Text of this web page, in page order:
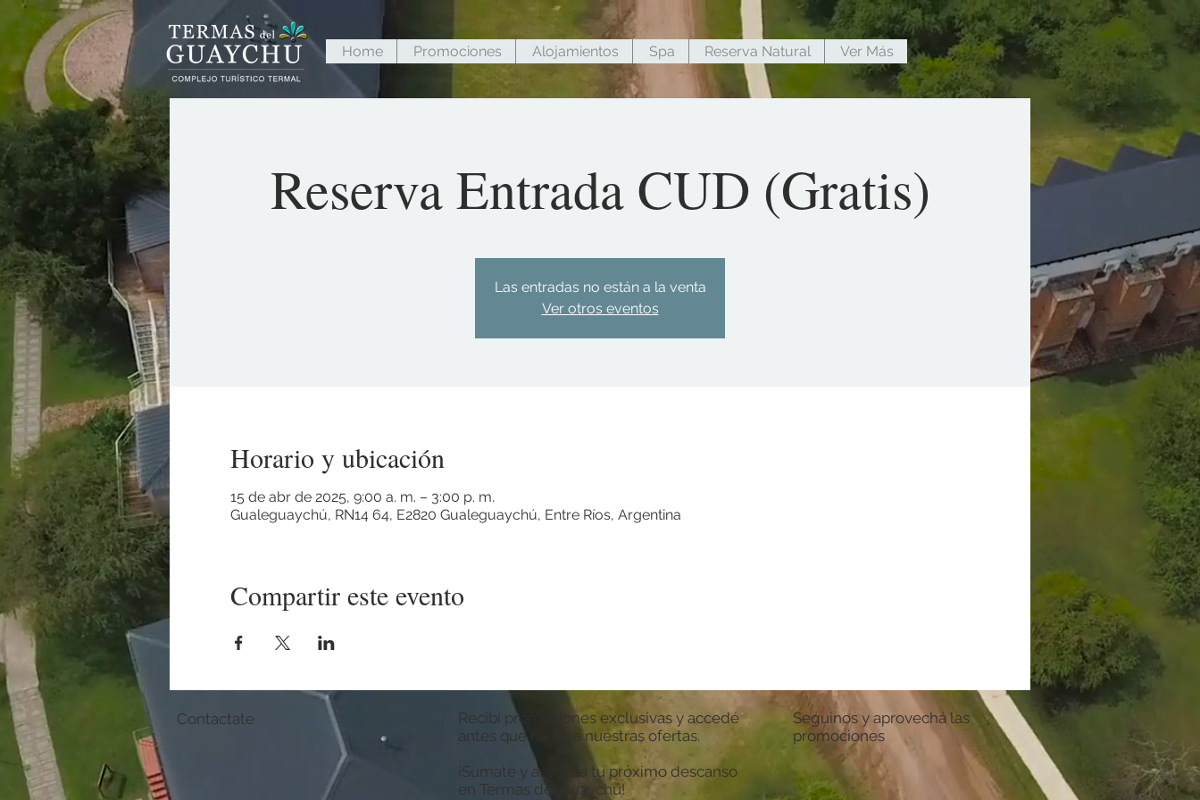
Home Promociones Alojamientos Spa Reserva Natural Ver Más
Reserva Entrada CUD (Gratis)
Las entradas no están a la venta
Ver otros eventos
Horario y ubicación
15 de abr de 2025, 9:00 a. m. – 3:00 p. m.
Gualeguaychú, RN14 64, E2820 Gualeguaychú, Entre Ríos, Argentina
Compartir este evento
Recibí promociones exclusivas y accedé
antes que nadie a nuestras ofertas.
¡Sumate y asegurá tu próximo descanso
en Termas del Guaychú!
Contactate
Seguinos y aprovechá las
promociones